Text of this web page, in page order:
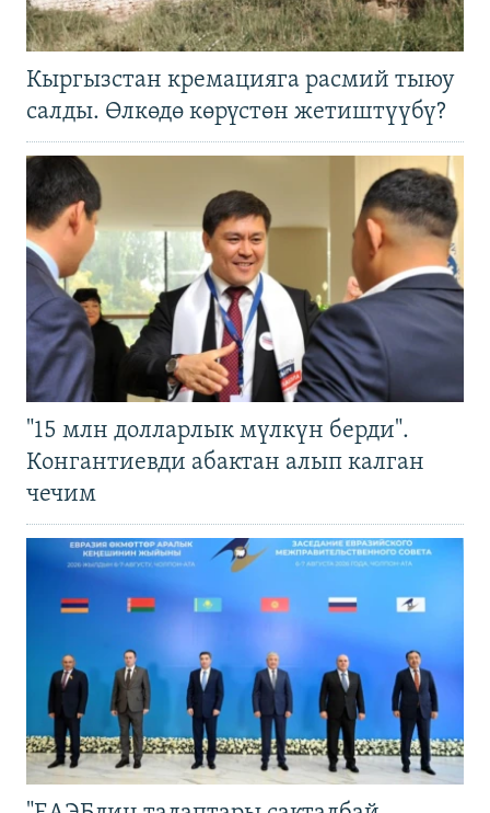
Кыргызстан кремацияга расмий тыюу
салды. Өлкөдө көрүстөн жетиштүүбү?
"15 млн долларлык мүлкүн берди".
Конгантиевди абактан алып калган
чечим